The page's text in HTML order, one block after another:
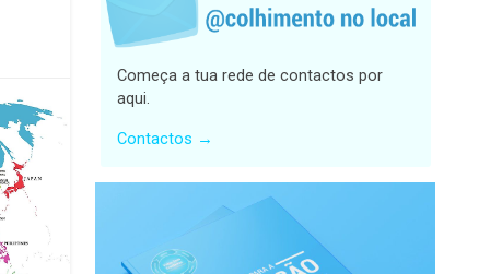
Começa a tua rede de contactos por
aqui.
Contactos →